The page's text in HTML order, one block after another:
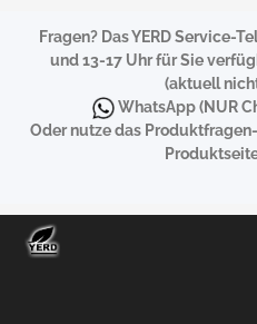
Fragen? Das YERD Service-
und 13-17 Uhr für Sie
(aktuell
WhatsApp(NUR
Oder nutze das